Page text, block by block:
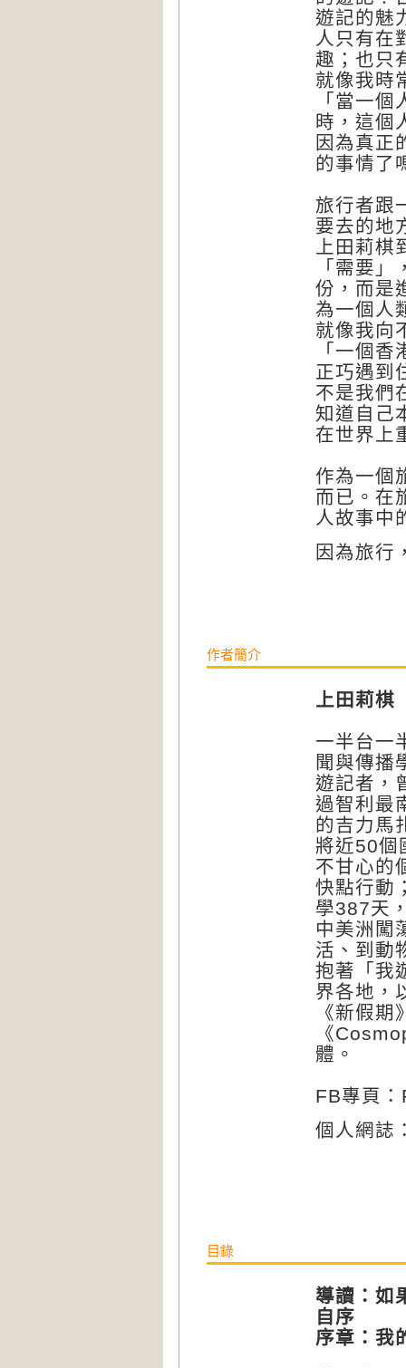
遊記的魅
人只有在
趣；也只
就像我時
「當一
時，這個
因為真正
的事情了
旅行者跟
要去的地
上田莉
「需要
份，而是
為一個人
就像我向
「一個
正巧遇到
不是我們
知道自己
在世界上
作為一個
而已。在
人故事中
因為旅行
作者簡介
上田莉棋
一半台一
聞與傳播
遊記者，
過智利最
的吉力馬
將近50個
不甘心的
快點行動
學387天
中美洲闖
活、到動
抱著「我
界各地，
《新假
《
體。
FB專頁
個人網誌
目錄
導讀：如
自序
序章：我